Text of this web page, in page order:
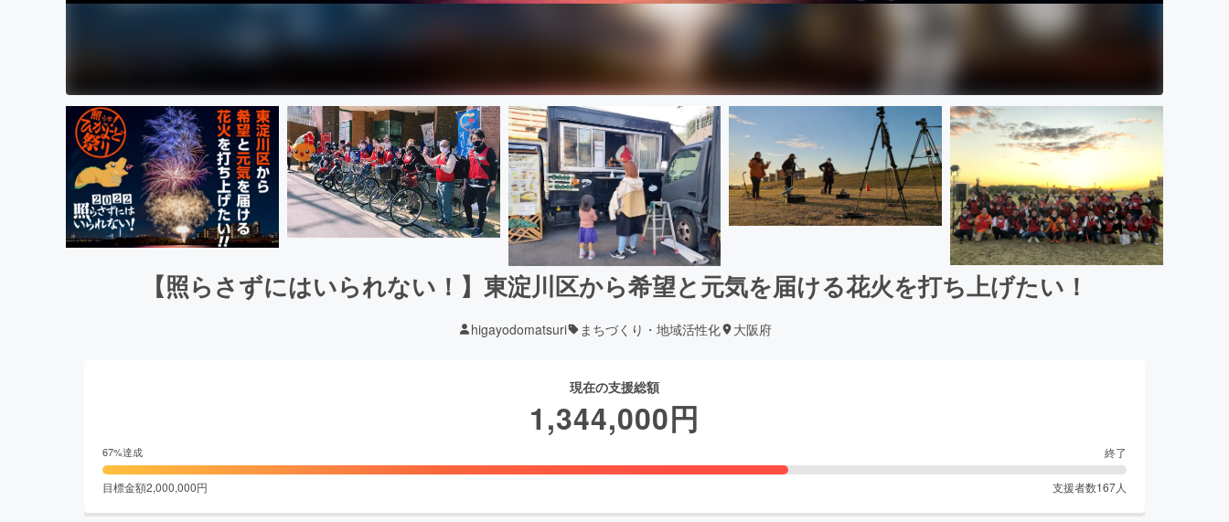
【照らさずにはいられない！】東淀川区から希望と元気を届ける花火を打ち上げたい！
higayodomatsuri まちづくり・地域活性化 大阪府
現在の支援総額
1,344,000円
67%達成 終了
目標金額2,000,000円 支援者数167人